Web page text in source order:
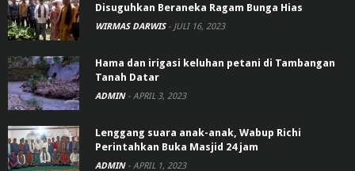
Disuguhkan Beraneka Ragam Bunga Hias
WIRMAS DARWIS - JULI 16, 2023
Hama dan irigasi keluhan petani di Tambangan
Tanah Datar
ADMIN - APRIL 3, 2023
Lenggang suara anak-anak, Wabup Richi
Perintahkan Buka Masjid 24 jam
ADMIN - APRIL 1, 2023